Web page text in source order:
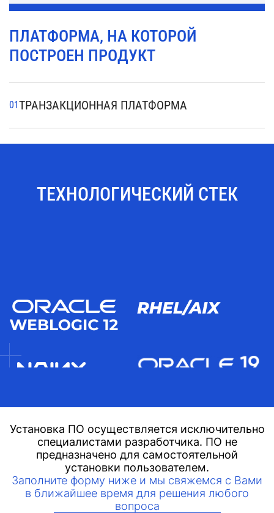
Загрузка данных: загрузить ключ
шифрования PIN-блока, загрузить
MAC ключ, загрузить EMV данные,
ПЛАТФОРМА, НА КОТОРОЙ
ПОСТРОЕН ПРОДУКТ
ТРАНЗАКЦИОННАЯ ПЛАТФОРМА
ТЕХНОЛОГИЧЕСКИЙ СТЕК
Установка ПО осуществляется исключительно
специалистами разработчика. ПО не
предназначено для самостоятельной
установки пользователем.
Заполните форму ниже и мы свяжемся с Вами
в ближайшее время для решения любого
вопроса